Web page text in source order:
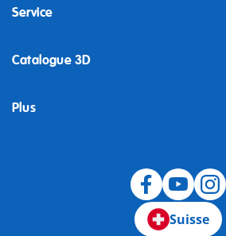
Service
Catalogue 3D
Plus
Suisse